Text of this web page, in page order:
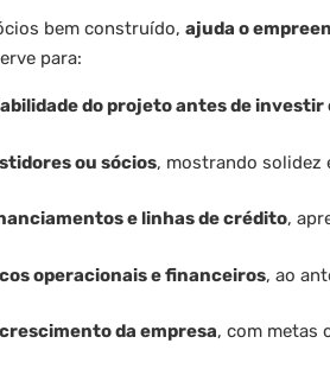
bem construído, ajuda o
para:
do projeto antes de
ou sócios, mostrando solidez
e linhas de crédito,
operacionais e financeiros, ao
da empresa, com metas